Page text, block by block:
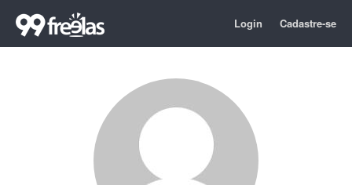
Login Cadastre-se